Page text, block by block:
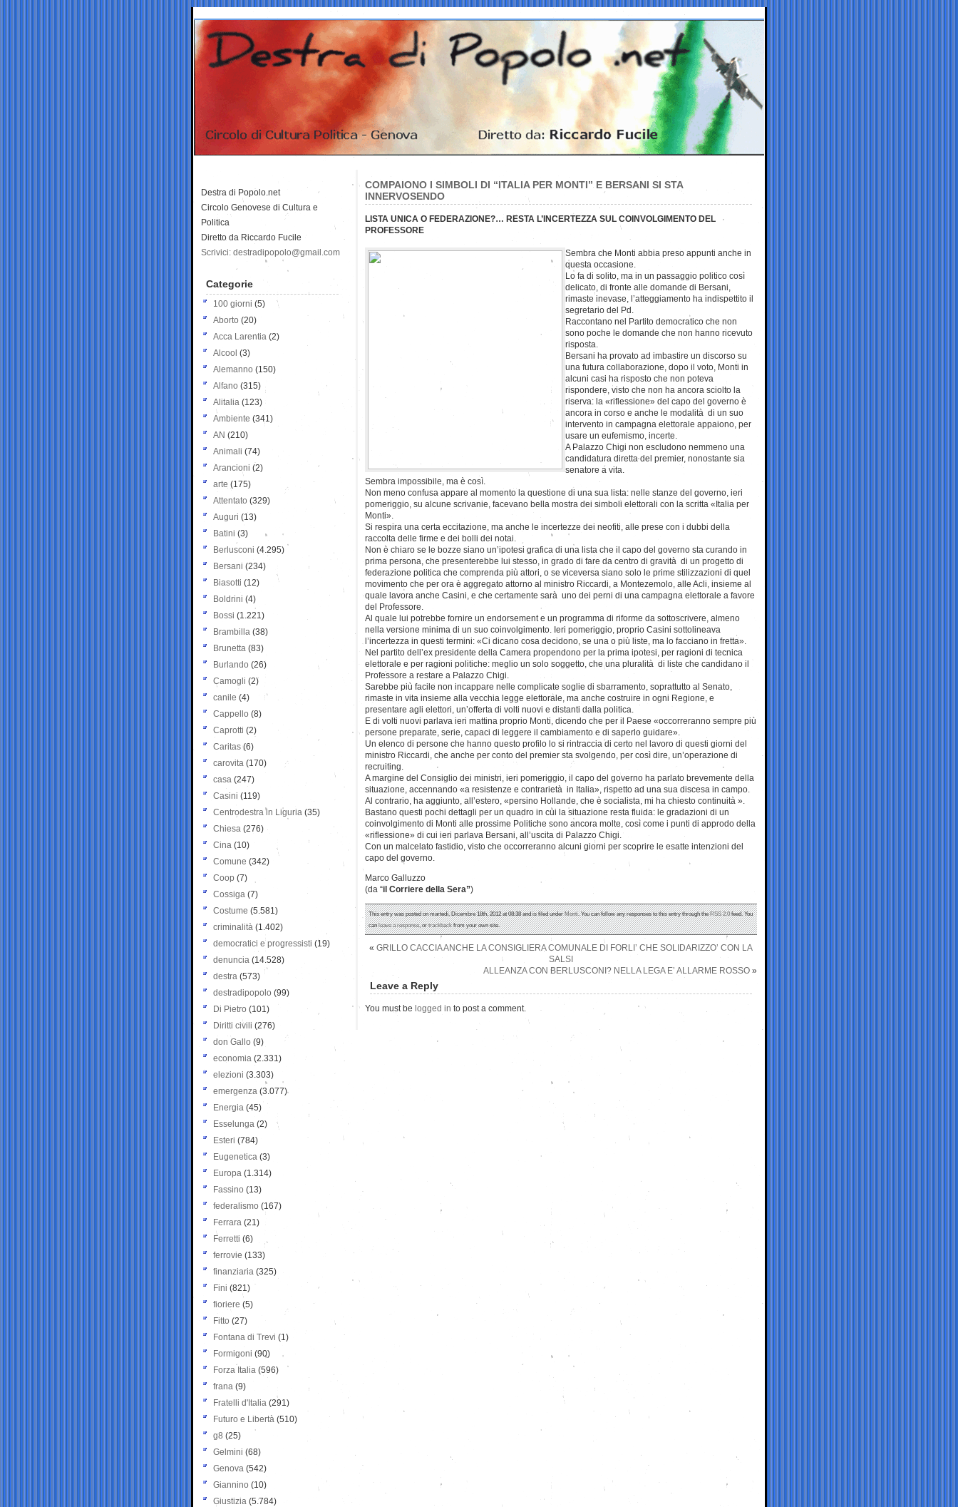
COMPAIONO I SIMBOLI DI “ITALIA PER MONTI” E BERSANI SI STA
INNERVOSENDO
LISTA UNICA O FEDERAZIONE?… RESTA L’INCERTEZZA SUL COINVOLGIMENTO DEL
PROFESSORE
Sembra che Monti abbia preso appunti anche in
questa occasione.
Lo fa di solito, ma in un passaggio politico così
delicato, di fronte alle domande di Bersani,
rimaste inevase, l’atteggiamento ha indispettito il
segretario del Pd.
Raccontano nel Partito democratico che non
sono poche le domande che non hanno ricevuto
risposta.
Bersani ha provato ad imbastire un discorso su
una futura collaborazione, dopo il voto, Monti in
alcuni casi ha risposto che non poteva
rispondere, visto che non ha ancora sciolto la
riserva: la «riflessione» del capo del governo è
ancora in corso e anche le modalità di un suo
intervento in campagna elettorale appaiono, per
usare un eufemismo, incerte.
A Palazzo Chigi non escludono nemmeno una
candidatura diretta del premier, nonostante sia
senatore a vita.
Sembra impossibile, ma è così.
Non meno confusa appare al momento la questione di una sua lista: nelle stanze del governo, ieri
pomeriggio, su alcune scrivanie, facevano bella mostra dei simboli elettorali con la scritta «Italia per
Monti».
Si respira una certa eccitazione, ma anche le incertezze dei neofiti, alle prese con i dubbi della
raccolta delle firme e dei bolli dei notai.
Non è chiaro se le bozze siano un’ipotesi grafica di una lista che il capo del governo sta curando in
prima persona, che presenterebbe lui stesso, in grado di fare da centro di gravità di un progetto di
federazione politica che comprenda più attori, o se viceversa siano solo le prime stilizzazioni di quel
movimento che per ora è aggregato attorno al ministro Riccardi, a Montezemolo, alle Acli, insieme al
quale lavora anche Casini, e che certamente sarà uno dei perni di una campagna elettorale a favore
del Professore.
Al quale lui potrebbe fornire un endorsement e un programma di riforme da sottoscrivere, almeno
nella versione minima di un suo coinvolgimento. Ieri pomeriggio, proprio Casini sottolineava
l’incertezza in questi termini: «Ci dicano cosa decidono, se una o più liste, ma lo facciano in fretta».
Nel partito dell’ex presidente della Camera propendono per la prima ipotesi, per ragioni di tecnica
elettorale e per ragioni politiche: meglio un solo soggetto, che una pluralità di liste che candidano il
Professore a restare a Palazzo Chigi.
Sarebbe più facile non incappare nelle complicate soglie di sbarramento, soprattutto al Senato,
rimaste in vita insieme alla vecchia legge elettorale, ma anche costruire in ogni Regione, e
presentare agli elettori, un’offerta di volti nuovi e distanti dalla politica.
E di volti nuovi parlava ieri mattina proprio Monti, dicendo che per il Paese «occorreranno sempre più
persone preparate, serie, capaci di leggere il cambiamento e di saperlo guidare».
Un elenco di persone che hanno questo profilo lo si rintraccia di certo nel lavoro di questi giorni del
ministro Riccardi, che anche per conto del premier sta svolgendo, per così dire, un’operazione di
recruiting.
A margine del Consiglio dei ministri, ieri pomeriggio, il capo del governo ha parlato brevemente della
situazione, accennando «a resistenze e contrarietà in Italia», rispetto ad una sua discesa in campo.
Al contrario, ha aggiunto, all’estero, «persino Hollande, che è socialista, mi ha chiesto continuità ».
Bastano questi pochi dettagli per un quadro in cui la situazione resta fluida: le gradazioni di un
coinvolgimento di Monti alle prossime Politiche sono ancora molte, così come i punti di approdo della
«riflessione» di cui ieri parlava Bersani, all’uscita di Palazzo Chigi.
Con un malcelato fastidio, visto che occorreranno alcuni giorni per scoprire le esatte intenzioni del
capo del governo.
Marco Galluzzo
(da “il Corriere della Sera”)
This entry was posted on martedì, Dicembre 18th, 2012 at 08:38 and is filed underMonti. You can follow any responses to this entry through theRSS 2.0feed. You
canleave a response, ortrackbackfrom your own site.
« GRILLO CACCIA ANCHE LA CONSIGLIERA COMUNALE DI FORLI’ CHE SOLIDARIZZO’ CON LA
SALSI
ALLEANZA CON BERLUSCONI? NELLA LEGA E’ ALLARME ROSSO »
Leave a Reply
You must be logged in to post a comment.
Destra di Popolo.net
Circolo Genovese di Cultura e
Politica
Diretto da Riccardo Fucile
Scrivici: destradipopolo@gmail.com
Categorie
100 giorni (5)
Aborto (20)
Acca Larentia (2)
Alcool (3)
Alemanno (150)
Alfano (315)
Alitalia (123)
Ambiente (341)
AN (210)
Animali (74)
Arancioni (2)
arte (175)
Attentato (329)
Auguri (13)
Batini (3)
Berlusconi (4.295)
Bersani (234)
Biasotti (12)
Boldrini (4)
Bossi (1.221)
Brambilla (38)
Brunetta (83)
Burlando (26)
Camogli (2)
canile (4)
Cappello (8)
Caprotti (2)
Caritas (6)
carovita (170)
casa (247)
Casini (119)
Centrodestra in Liguria (35)
Chiesa (276)
Cina (10)
Comune (342)
Coop (7)
Cossiga (7)
Costume (5.581)
criminalità (1.402)
democratici e progressisti (19)
denuncia (14.528)
destra (573)
destradipopolo (99)
Di Pietro (101)
Diritti civili (276)
don Gallo (9)
economia (2.331)
elezioni (3.303)
emergenza (3.077)
Energia (45)
Esselunga (2)
Esteri (784)
Eugenetica (3)
Europa (1.314)
Fassino (13)
federalismo (167)
Ferrara (21)
Ferretti (6)
ferrovie (133)
finanziaria (325)
Fini (821)
fioriere (5)
Fitto (27)
Fontana di Trevi (1)
Formigoni (90)
Forza Italia (596)
frana (9)
Fratelli d'Italia (291)
Futuro e Libertà (510)
g8 (25)
Gelmini (68)
Genova (542)
Giannino (10)
Giustizia (5.784)